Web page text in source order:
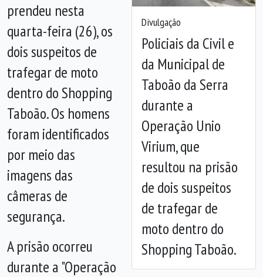
Divulgação
Policiais da Civil e
da Municipal de
Taboão da Serra
durante a
Operação Unio
Virium, que
resultou na prisão
de dois suspeitos
de trafegar de
moto dentro do
Shopping Taboão.
Anterior
prendeu nesta
quarta-feira (26), os
dois suspeitos de
trafegar de moto
dentro do Shopping
Taboão. Os homens
foram identificados
por meio das
imagens das
câmeras de
segurança.
A prisão ocorreu
durante a "Operação